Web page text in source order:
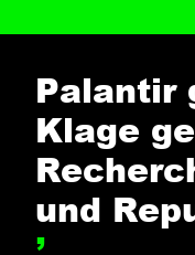
Palantir
Klage
und
,